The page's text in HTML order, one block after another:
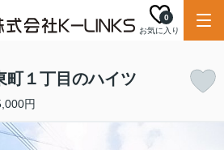
お気に入り
0
町１丁目のハイツ
円